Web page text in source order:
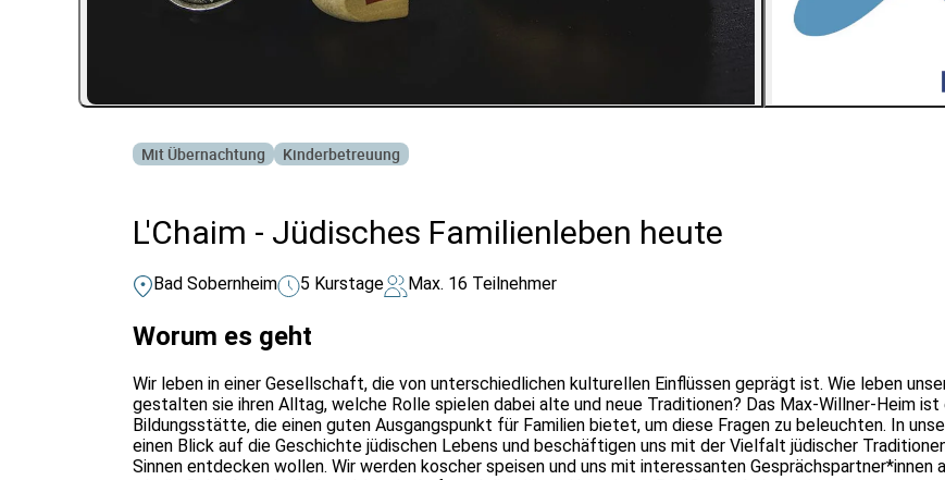
Mit Übernachtung Kinderbetreuung
L'Chaim - Jüdisches Familienleben heute
Bad Sobernheim 5 Kurstage Max. 16 Teilnehmer
Worum es geht
Wir leben in einer Gesellschaft, die von unterschiedlichen kulturellen Einflüssen geprägt ist. Wie leben
gestalten sie ihren Alltag, welche Rolle spielen dabei alte und neue Traditionen? Das Max-Willner-Heim
Bildungsstätte, die einen guten Ausgangspunkt für Familien bietet, um diese Fragen zu beleuchten. In
einen Blick auf die Geschichte jüdischen Lebens und beschäftigen uns mit der Vielfalt jüdischer
Sinnen entdecken wollen. Wir werden koscher speisen und uns mit interessanten Gesprächspartner*innen